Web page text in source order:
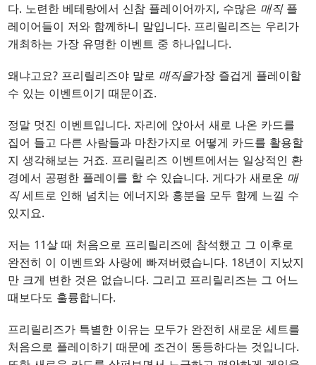
다. 노련한 베테랑에서 신참 플레이어까지, 수많은 매직플
레이어들이 저와 함께하니 말입니다. 프리릴리즈는 우리가
개최하는 가장 유명한 이벤트 중 하나입니다.
왜냐고요? 프리릴리즈야 말로 매직을가장 즐겁게 플레이할
수 있는 이벤트이기 때문이죠.
정말 멋진 이벤트입니다. 자리에 앉아서 새로 나온 카드를
집어 들고 다른 사람들과 마찬가지로 어떻게 카드를 활용할
지 생각해보는 거죠. 프리릴리즈 이벤트에서는 일상적인 환
경에서 공평한 플레이를 할 수 있습니다. 게다가 새로운 매
직세트로 인해 넘치는 에너지와 흥분을 모두 함께 느낄 수
있지요.
저는 11살 때 처음으로 프리릴리즈에 참석했고 그 이후로
완전히 이 이벤트와 사랑에 빠져버렸습니다. 18년이 지났지
만 크게 변한 것은 없습니다. 그리고 프리릴리즈는 그 어느
때보다도 훌륭합니다.
프리릴리즈가 특별한 이유는 모두가 완전히 새로운 세트를
처음으로 플레이하기 때문에 조건이 동등하다는 것입니다.